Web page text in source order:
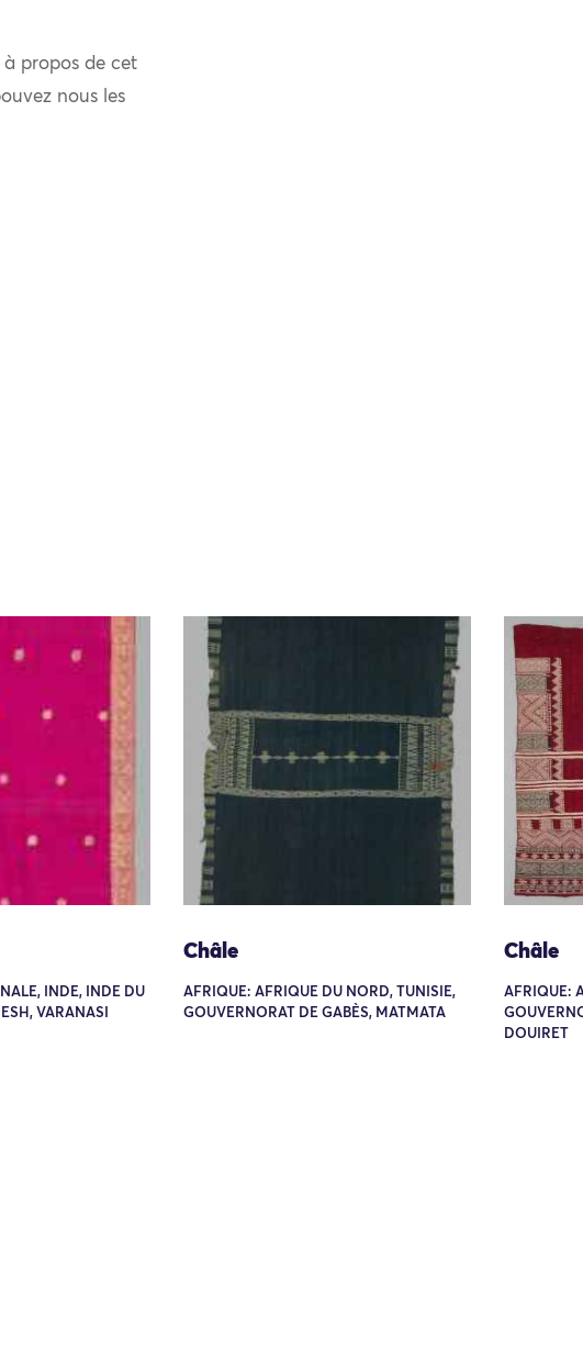
à propos de cet
nous les
INDE, INDE DU
VARANASI
Châle
AFRIQUE: AFRIQUE DU NORD, TUNISIE,
GOUVERNORAT DE GABÈS, MATMATA
Châle
AFRIQUE:
DOUIRET